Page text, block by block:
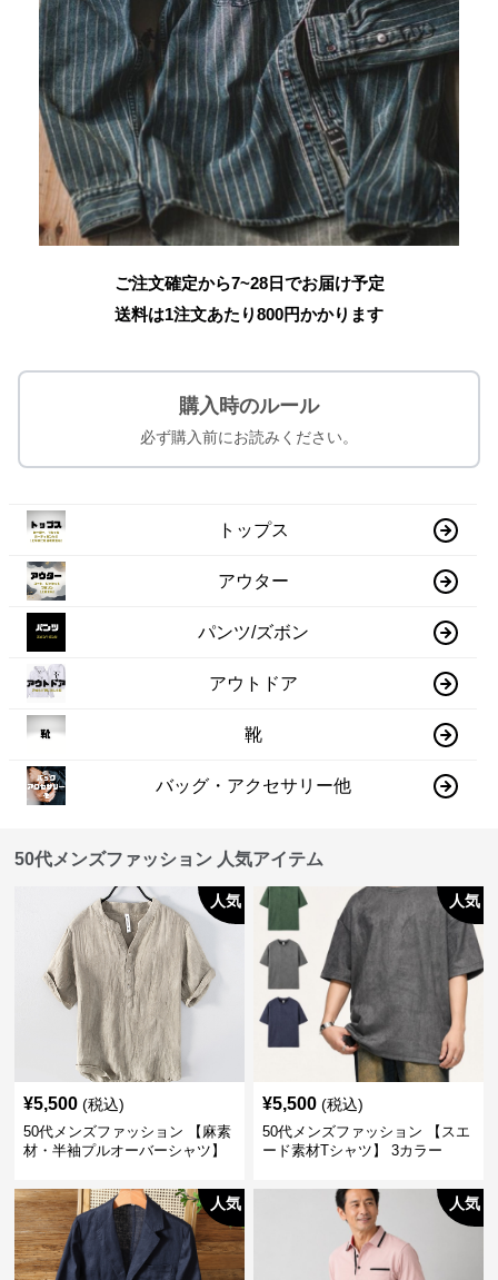
ご注文確定から7~28日でお届け予定
送料は1注文あたり800円かかります
購入時のルール
必ず購入前にお読みください。
トップス
アウター
パンツ/ズボン
アウトドア
靴
バッグ・アクセサリー他
50代メンズファッション 人気アイテム
人気
¥5,500 (税込)
50代メンズファッション 【麻素
材・半袖プルオーバーシャツ】
人気
¥5,500 (税込)
50代メンズファッション 【スエ
ード素材Tシャツ】 3カラー
人気 人気